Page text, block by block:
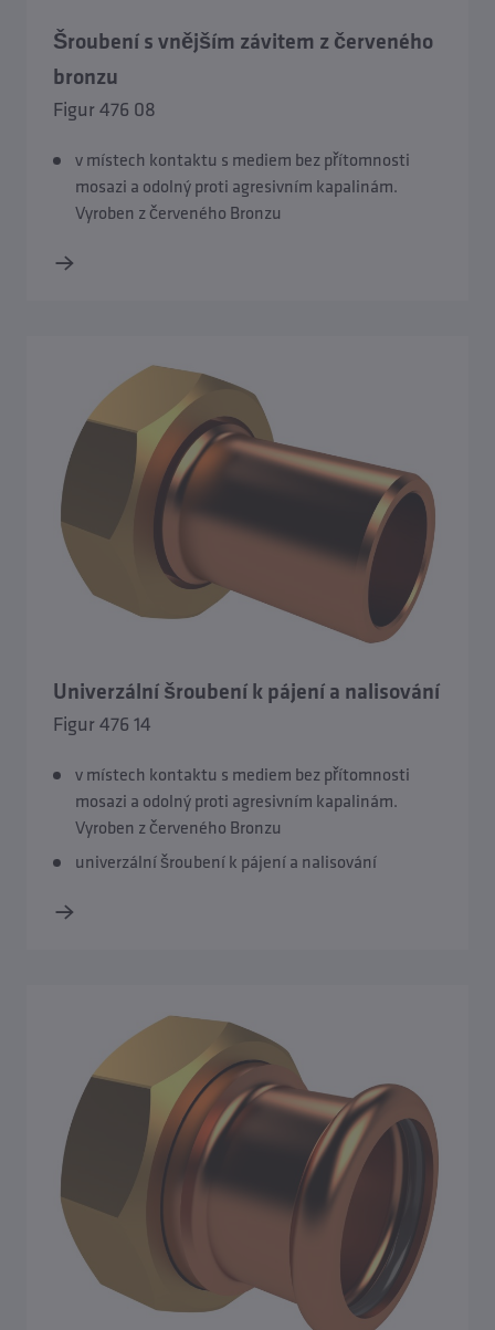
Šroubení s vnějším závitem z červeného
bronzu
Figur 476 08
v místech kontaktu s mediem bez přítomnosti
mosazi a odolný proti agresivním kapalinám.
Vyroben z červeného Bronzu
Univerzální šroubení k pájení a nalisování
Figur 476 14
v místech kontaktu s mediem bez přítomnosti
mosazi a odolný proti agresivním kapalinám.
Vyroben z červeného Bronzu
univerzální šroubení k pájení a nalisování